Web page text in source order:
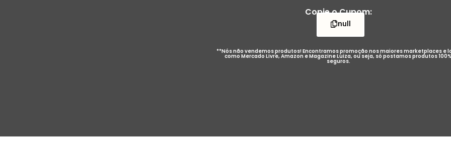
Copie o Cupom:
null
**Nós não vendemos produtos! Encontramos promoção nos maiores marketplaces e
como Mercado Livre, Amazon e Magazine Luiza, ou seja, só postamos produtos 100%
seguros.